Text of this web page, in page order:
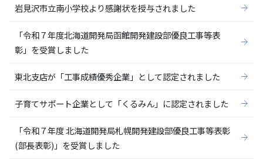
岩見沢市立南小学校より感謝状を授与されました
「令和７年度北海道開発局函館開発建設部優良工事等表
彰」を受賞しました
東北支店が「工事成績優秀企業」として認定されました
子育てサポート企業として「くるみん」に認定されました
「令和７年度 北海道開発局札幌開発建設部優良工事等表彰
(部長表彰)」を受賞しました